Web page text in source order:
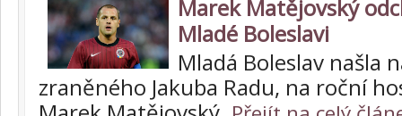
Marek Matějovský
Mladé Boleslavi
Mladá Boleslav našla
zraněného Jakuba Radu, na roční